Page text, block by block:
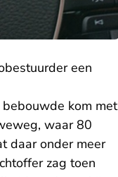
een
kom met
waar 80
daar onder meer
zag toen